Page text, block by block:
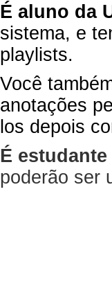
É aluno da
sistema, e
playlists.
Você
anotações
los depois
É
poderão ser